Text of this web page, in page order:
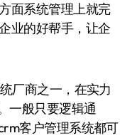
面系统管理上就完
业的好帮手，让企
厂商之一，在实力
一般只要逻辑通
客户管理系统都可